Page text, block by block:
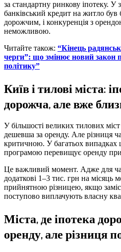
за стандартну ринкову іпотеку.
банківський кредит на житло був
дорожчим, і конкуренція з
неможливою.
Читайте також: “Кінець
черги”: що змінює новий закон
політику”
Київ і тилові міста:
дорожча, але вже
У більшості великих тилових
дешевша за оренду. Але різниця
критичною. У багатьох випадках
програмою перевищує оренду
Це важливий момент. Адже для
додаткові 1–3 тис. грн на місяць
прийнятною різницею, якщо
поступово виплачують власну
Міста, де іпотека
оренду, але різниця